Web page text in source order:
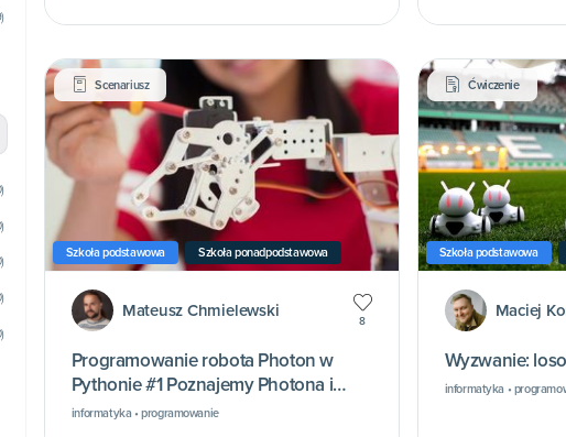
)
)
)
)
)
)
Scenariusz
Szkoła podstawowa Szkoła ponadpodstawowa
Mateusz Chmielewski
8
Programowanie robota Photon w
Pythonie #1 Poznajemy Photona i
Pythona!
informatyka • programowanie
Ćwiczenie
Szkoła podstawowa
Maciej
Wyzwanie:
informatyka •